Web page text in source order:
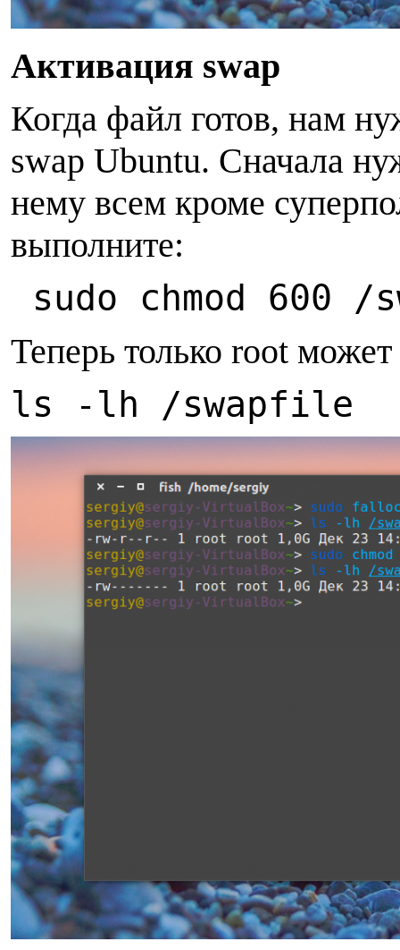
Активация swap
Когда файл готов, нам
swap Ubuntu. Сначала
нему всем кроме
выполните:
sudo chmod 600 /
Теперь только root
ls -lh /swapfile